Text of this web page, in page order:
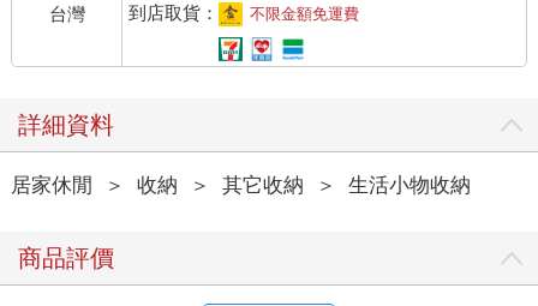
台灣
到店取貨：
不限金額免運費
詳細資料
居家休閒 ＞ 收納 ＞ 其它收納 ＞ 生活小物收納
商品評價